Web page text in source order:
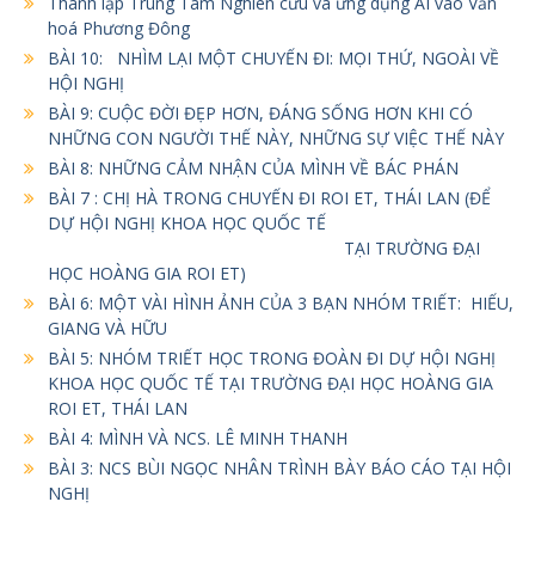
hoá Phương Đông
BÀI 10: NHÌM LẠI MỘT CHUYẾN ĐI: MỌI THỨ, NGOÀI VỀ
HỘI NGHỊ
BÀI 9: CUỘC ĐỜI ĐẸP HƠN, ĐÁNG SỐNG HƠN KHI CÓ
NHỮNG CON NGƯỜI THẾ NÀY, NHỮNG SỰ VIỆC THẾ NÀY
BÀI 8: NHỮNG CẢM NHẬN CỦA MÌNH VỀ BÁC PHÁN
BÀI 7 : CHỊ HÀ TRONG CHUYẾN ĐI ROI ET, THÁI LAN (ĐỂ
DỰ HỘI NGHỊ KHOA HỌC QUỐC TẾ
TẠI TRƯỜNG ĐẠI
HỌC HOÀNG GIA ROI ET)
BÀI 6: MỘT VÀI HÌNH ẢNH CỦA 3 BẠN NHÓM TRIẾT: HIẾU,
GIANG VÀ HỮU
BÀI 5: NHÓM TRIẾT HỌC TRONG ĐOÀN ĐI DỰ HỘI NGHỊ
KHOA HỌC QUỐC TẾ TẠI TRƯỜNG ĐẠI HỌC HOÀNG GIA
ROI ET, THÁI LAN
BÀI 4: MÌNH VÀ NCS. LÊ MINH THANH
BÀI 3: NCS BÙI NGỌC NHÂN TRÌNH BÀY BÁO CÁO TẠI HỘI
NGHỊ